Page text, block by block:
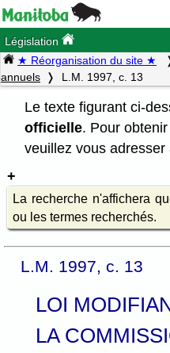
Législation
★ Réorganisation du site ★
annuels
L.M. 1997, c. 13
Le texte figurant ci-
officielle. Pour
veuillez vous adresser
La recherche n'affichera
ou les termes recherchés.
L.M. 1997, c. 13
LOI
LA